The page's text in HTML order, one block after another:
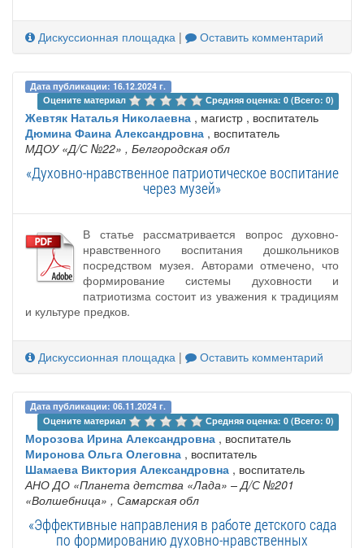
Дискуссионная площадка | Оставить комментарий
Дата публикации: 16.12.2024 г.
Оцените материал
Средняя оценка: 0 (Всего: 0)
Жевтяк Наталья Николаевна , магистр , воспитатель
Дюмина Фаина Александровна , воспитатель
МДОУ «Д/С №22» , Белгородская обл
«Духовно-нравственное патриотическое воспитание
через музей»
В статье рассматривается вопрос духовно-
нравственного воспитания дошкольников
посредством музея. Авторами отмечено, что
формирование системы духовности и
патриотизма состоит из уважения к традициям
и культуре предков.
Дискуссионная площадка | Оставить комментарий
Дата публикации: 06.11.2024 г.
Оцените материал
Средняя оценка: 0 (Всего: 0)
Морозова Ирина Александровна , воспитатель
Миронова Ольга Олеговна , воспитатель
Шамаева Виктория Александровна , воспитатель
АНО ДО «Планета детства «Лада» – Д/С №201
«Волшебница» , Самарская обл
«Эффективные направления в работе детского сада
по формированию духовно-нравственных